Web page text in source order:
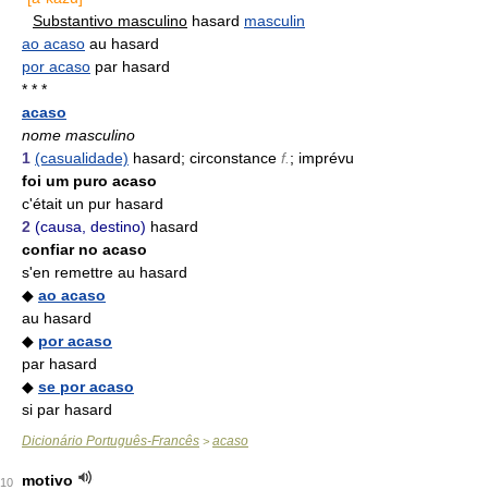
Substantivo masculino hasard masculin
ao acaso au hasard
por acaso par hasard
* * *
acaso
nome masculino
1 (casualidade) hasard; circonstance f. ; imprévu
foi um puro acaso
c'était un pur hasard
2 (causa, destino) hasard
confiar no acaso
s'en remettre au hasard
◆ ao acaso
au hasard
◆ por acaso
par hasard
◆ se por acaso
si par hasard
Dicionário Português-Francês > acaso
10
motivo